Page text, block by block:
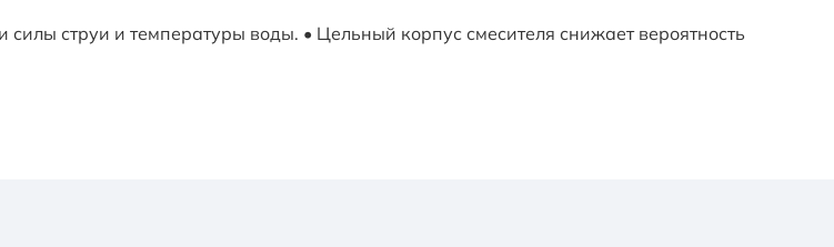
струи и температуры воды. • Цельный корпус смесителя снижает вероятность